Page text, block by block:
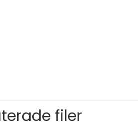
filer